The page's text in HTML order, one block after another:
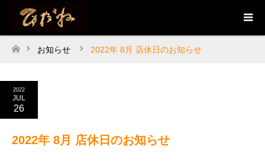
ホーム
お知らせ 2022年 8月 店休日のお知らせ
2022
JUL
26
2022年 8月 店休日のお知らせ